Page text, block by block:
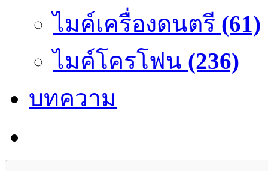
ไมค์เครื่องดนตรี (61)
ไมค์โครโฟน (236)
บทความ